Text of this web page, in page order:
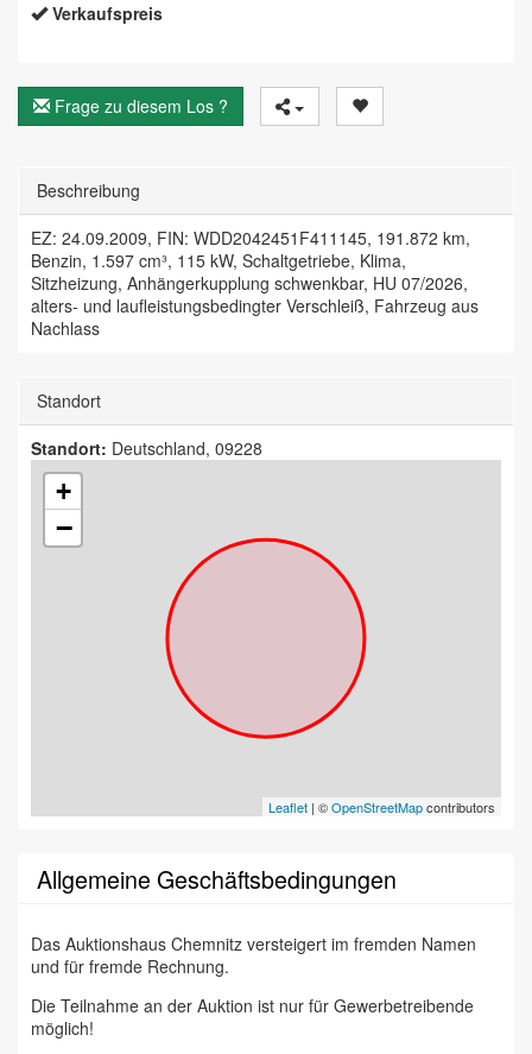
Verkaufspreis
Frage zu diesem Los ?
Beschreibung
EZ: 24.09.2009, FIN: WDD2042451F411145, 191.872 km,
Benzin, 1.597 cm³, 115 kW, Schaltgetriebe, Klima,
Sitzheizung, Anhängerkupplung schwenkbar, HU 07/2026,
alters- und laufleistungsbedingter Verschleiß, Fahrzeug aus
Nachlass
Standort
Standort: Deutschland, 09228
+
−
Leaflet | ©OpenStreetMapcontributors
Allgemeine Geschäftsbedingungen
Das Auktionshaus Chemnitz versteigert im fremden Namen
und für fremde Rechnung.
Die Teilnahme an der Auktion ist nur für Gewerbetreibende
möglich!